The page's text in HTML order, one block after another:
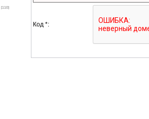
[110]
Код *: